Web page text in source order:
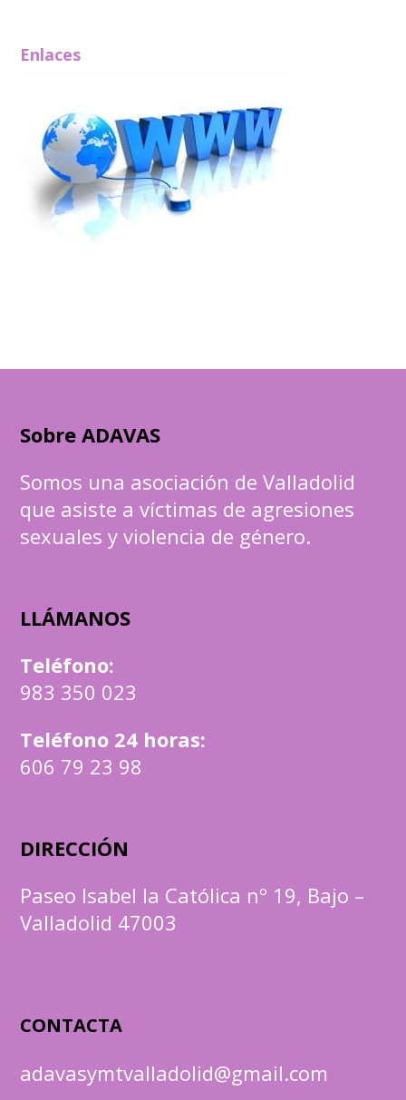
Enlaces
Sobre ADAVAS
Somos una asociación de Valladolid
que asiste a víctimas de agresiones
sexuales y violencia de género.
LLÁMANOS
Teléfono:
983 350 023
Teléfono 24 horas:
606 79 23 98
DIRECCIÓN
Paseo Isabel la Católica nº 19, Bajo –
Valladolid 47003
CONTACTA
adavasymtvalladolid@gmail.com